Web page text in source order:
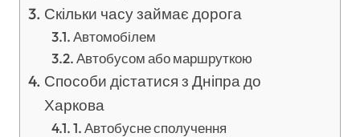
Скільки часу займає дорога
Автомобілем
Автобусом або маршруткою
Способи дістатися з Дніпра до
Харкова
1. Автобусне сполучення